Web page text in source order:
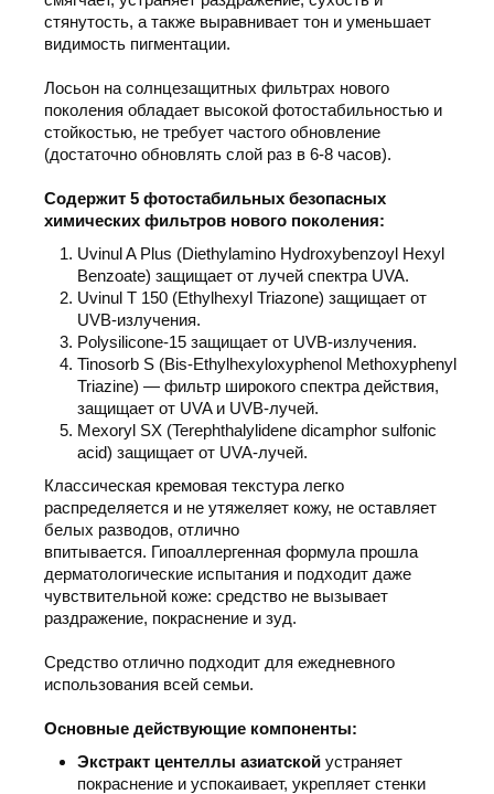
стянутость, а также выравнивает тон и уменьшает
видимость пигментации.
Лосьон на солнцезащитных фильтрах нового
поколения обладает высокой фотостабильностью и
стойкостью, не требует частого обновление
(достаточно обновлять слой раз в 6-8 часов).
Содержит 5 фотостабильных безопасных
химических фильтров нового поколения:
Uvinul A Plus (Diethylamino Hydroxybenzoyl Hexyl
Benzoate) защищает от лучей спектра UVA.
Uvinul T 150 (Ethylhexyl Triazone) защищает от
UVB-излучения.
Polysilicone-15 защищает от UVB-излучения.
Tinosorb S (Bis-Ethylhexyloxyphenol Methoxyphenyl
Triazine) — фильтр широкого спектра действия,
защищает от UVA и UVB-лучей.
Mexoryl SX (Terephthalylidene dicamphor sulfonic
acid) защищает от UVA-лучей.
Классическая кремовая текстура легко
распределяется и не утяжеляет кожу, не оставляет
белых разводов, отлично
впитывается. Гипоаллергенная формула прошла
дерматологические испытания и подходит даже
чувствительной коже: средство не вызывает
раздражение, покраснение и зуд.
Средство отлично подходит для ежедневного
использования всей семьи.
Основные действующие компоненты:
Экстракт центеллы азиатской устраняет
покраснение и успокаивает, укрепляет стенки